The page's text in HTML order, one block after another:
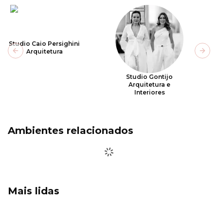
Studio Caio Persighini
Arquitetura
Studio Gontijo
Arquitetura e
Interiores
Previous slide
Ambientes relacionados
Mais lidas